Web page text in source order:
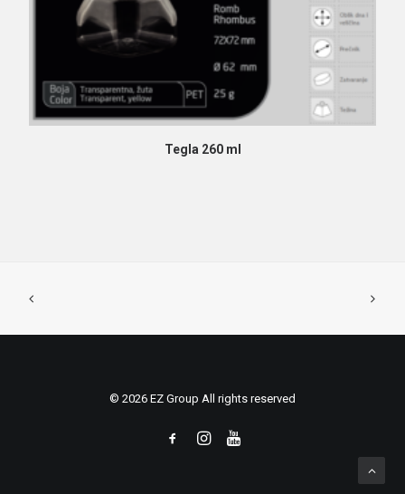
PROČITAJ VIŠE
Tegla 260 ml
© 2026 EZ Group All rights reserved